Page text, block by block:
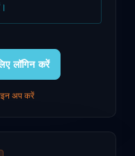
लॉगिन करें
अप करें